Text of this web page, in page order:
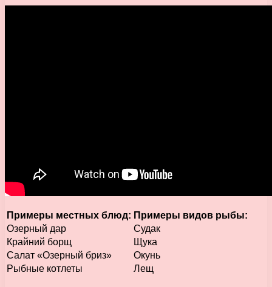
Примеры местных блюд: Примеры видов рыбы:
Озерный дар
Судак
Крайний борщ
Щука
Салат «Озерный бриз»
Окунь
Рыбные котлеты
Лещ